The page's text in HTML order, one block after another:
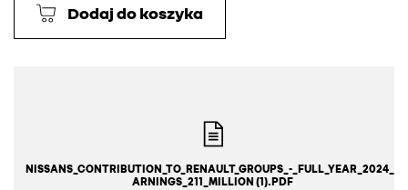
Dodaj do koszyka
NISSANS_CONTRIBUTION_TO_RENAULT_GROUPS_-_FULL_YEAR_2024_E
ARNINGS_211_MILLION (1).PDF